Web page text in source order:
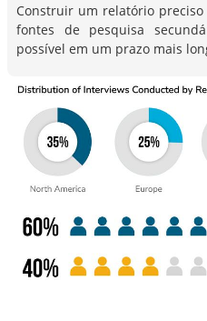
Construir um relatório
fontes de pesquisa
possível em um prazo mais